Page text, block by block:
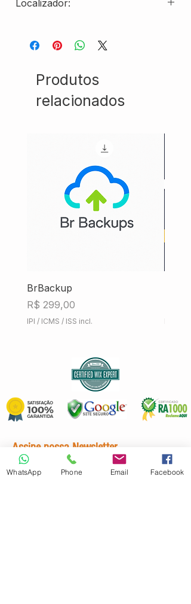
Localizador:
Produtos
relacionados
BrBackup
Preço
R$ 299,00
IPI / ICMS / ISS incl.
Assine nossa Newsletter
WhatsApp Phone Email Facebook